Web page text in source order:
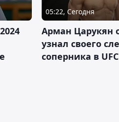
05:22, Сегодня
Арман Царукян
узнал своего
соперника в UFC